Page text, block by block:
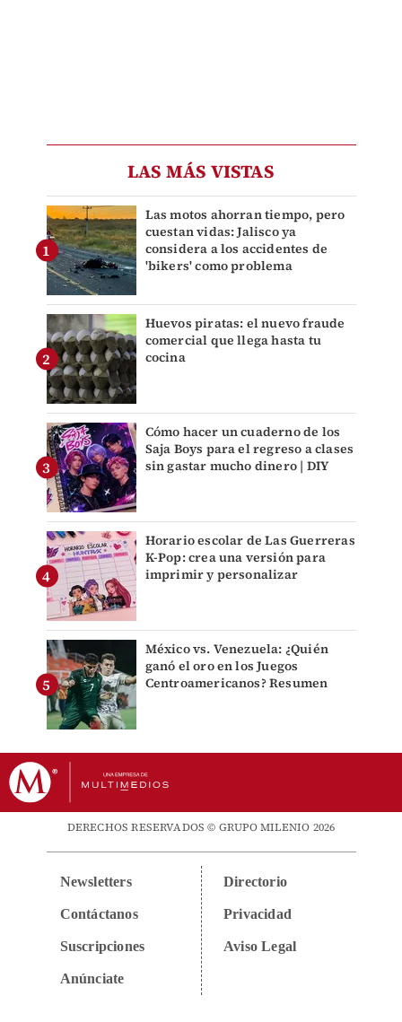
LAS MÁS VISTAS
Las motos ahorran tiempo, pero
cuestan vidas: Jalisco ya
considera a los accidentes de
'bikers' como problema
Huevos piratas: el nuevo fraude
comercial que llega hasta tu
cocina
Cómo hacer un cuaderno de los
Saja Boys para el regreso a clases
sin gastar mucho dinero | DIY
Horario escolar de Las Guerreras
K-Pop: crea una versión para
imprimir y personalizar
México vs. Venezuela: ¿Quién
ganó el oro en los Juegos
Centroamericanos? Resumen
DERECHOS RESERVADOS © GRUPO MILENIO 2026
Newsletters
Contáctanos
Suscripciones
Anúnciate
Directorio
Privacidad
Aviso Legal